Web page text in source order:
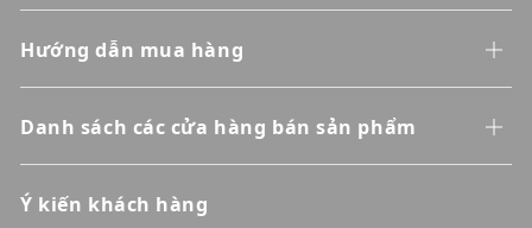
Hướng dẫn mua hàng
Danh sách các cửa hàng bán sản phẩm
Ý kiến khách hàng